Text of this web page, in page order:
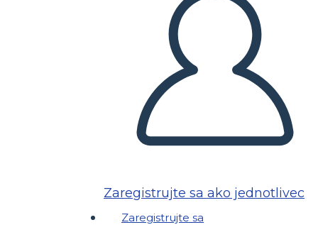
Zaregistrujte sa ako jednotlivec
Zaregistrujte sa